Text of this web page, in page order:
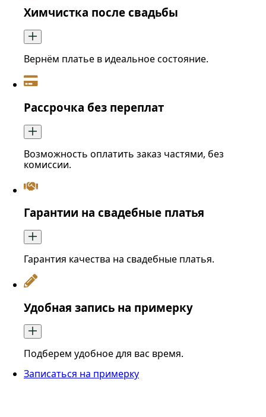
Химчистка после свадьбы
Вернём платье в идеальное состояние.
Рассрочка без переплат
Возможность оплатить заказ частями, без
комиссии.
Гарантии на свадебные платья
Гарантия качества на свадебные платья.
Удобная запись на примерку
Подберем удобное для вас время.
Записаться на примерку